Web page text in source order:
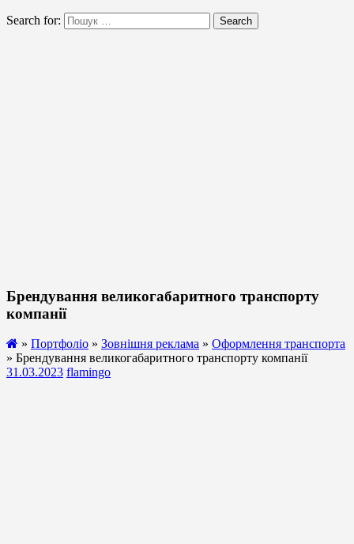
Search for: Search
Брендування великогабаритного транспорту
компанії
» Портфоліо » Зовнішня реклама » Оформлення транспорта
» Брендування великогабаритного транспорту компанії
31.03.2023 flamingo